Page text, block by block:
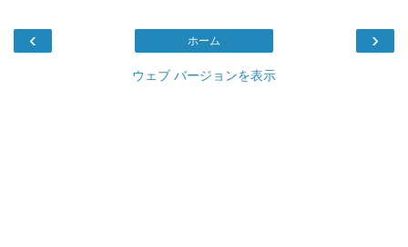
‹ ›
ホーム
ウェブ バージョンを表示